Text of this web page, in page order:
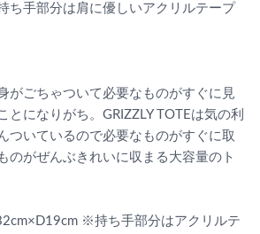
ち手部分は肩に優しいアクリルテープ
がごちゃついて必要なものがすぐに見
とになりがち。GRIZZLY TOTEは気の利
ついているので必要なものがすぐに取
のがぜんぶきれいに収まる大容量のト
※持ち手部分はアクリルテ